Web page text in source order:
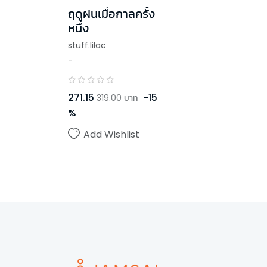
ฤดูฝนเมื่อกาลครั้ง
หนึ่ง
stuff.lilac
-
271.15 319.00 บาท -15
%
Add Wishlist